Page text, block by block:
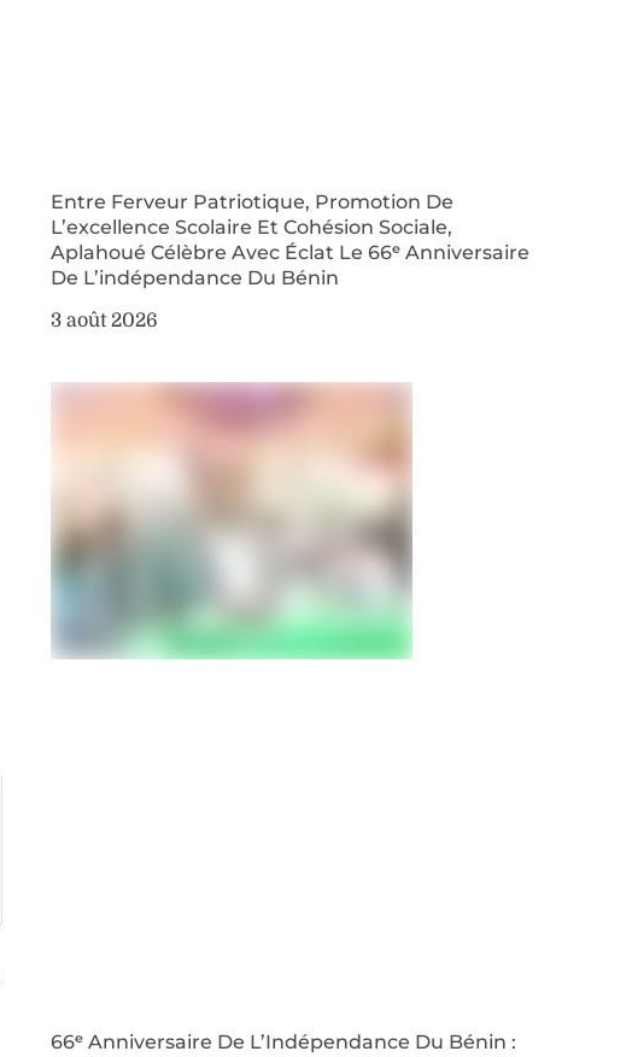
Entre Ferveur Patriotique, Promotion De
L’excellence Scolaire Et Cohésion Sociale,
Aplahoué Célèbre Avec Éclat Le 66ᵉ Anniversaire
De L’indépendance Du Bénin
3 août 2026
66ᵉ Anniversaire De L’Indépendance Du Bénin :